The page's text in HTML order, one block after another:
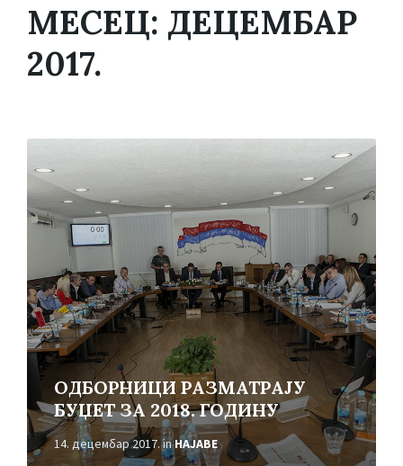
МЕСЕЦ: ДЕЦЕМБАР
2017.
ОДБОРНИЦИ РАЗМАТРАЈУ
БУЏЕТ ЗА 2018. ГОДИНУ
14. децембар 2017. inНАЈАВЕ